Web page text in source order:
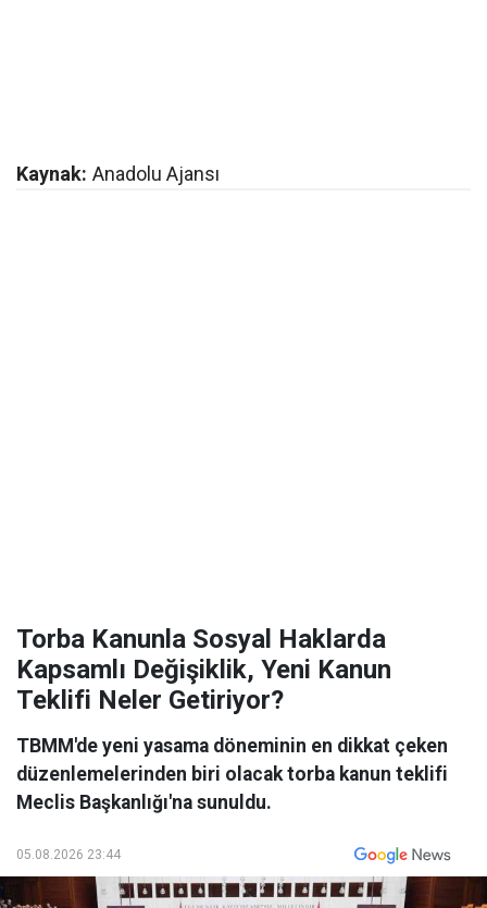
Kaynak: Anadolu Ajansı
Torba Kanunla Sosyal Haklarda
Kapsamlı Değişiklik, Yeni Kanun
Teklifi Neler Getiriyor?
TBMM'de yeni yasama döneminin en dikkat çeken
düzenlemelerinden biri olacak torba kanun teklifi
Meclis Başkanlığı'na sunuldu.
05.08.2026 23:44